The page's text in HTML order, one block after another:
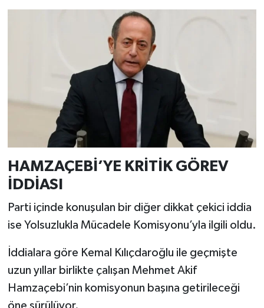
HAMZAÇEBİ’YE KRİTİK GÖREV
İDDİASI
Parti içinde konuşulan bir diğer dikkat çekici iddia
ise Yolsuzlukla Mücadele Komisyonu’yla ilgili oldu.
İddialara göre Kemal Kılıçdaroğlu ile geçmişte
uzun yıllar birlikte çalışan Mehmet Akif
Hamzaçebi’nin komisyonun başına getirileceği